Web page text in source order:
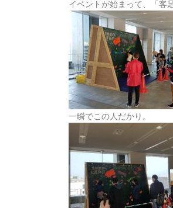
イベントが始まって、「客
一瞬でこの人だかり。